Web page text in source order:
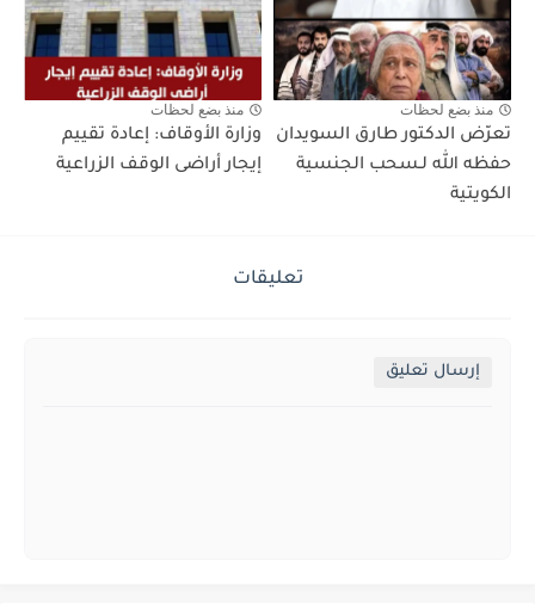
منذ بضع لحظات
تعرّض الدكتور طارق السويدان
حفظه الله لـسحب الجنسية
الكويتية
منذ بضع لحظات
وزارة الأوقاف: إعادة تقييم
إيجار أراضى الوقف الزراعية
تعليقات
إرسال تعليق